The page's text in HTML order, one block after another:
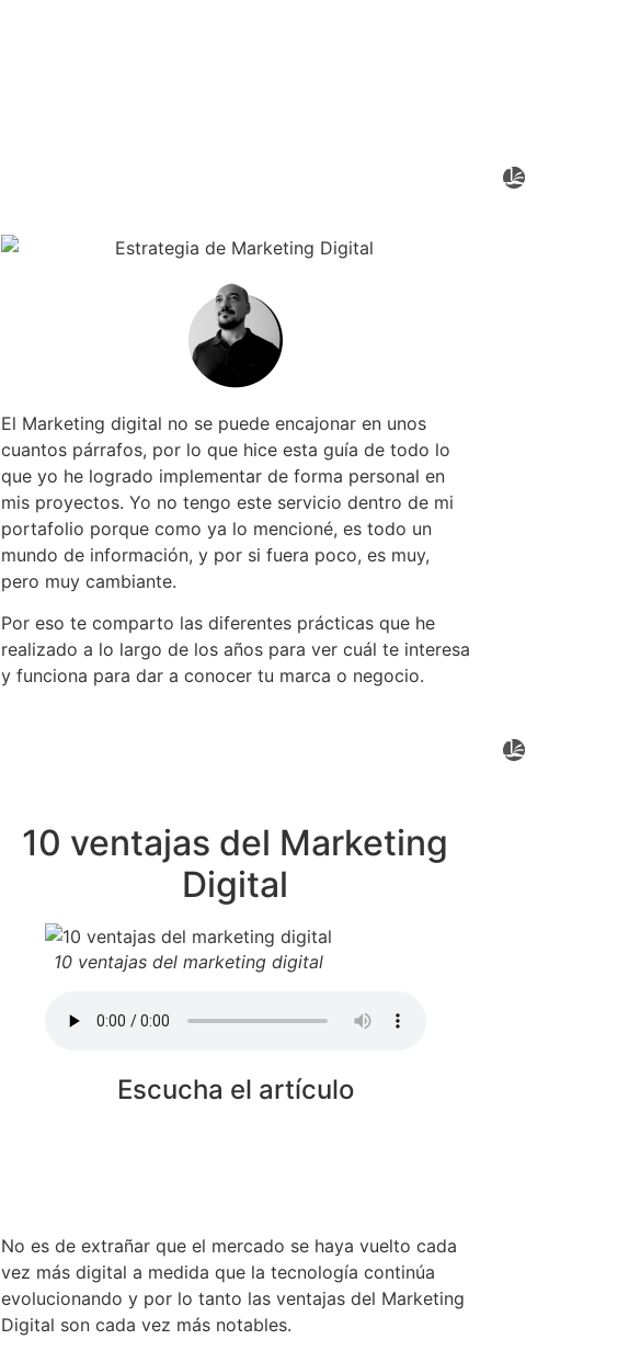
El Marketing digital no se puede encajonar en unos
cuantos párrafos, por lo que hice esta guía de todo lo
que yo he logrado implementar de forma personal en
mis proyectos. Yo no tengo este servicio dentro de mi
portafolio porque como ya lo mencioné, es todo un
mundo de información, y por si fuera poco, es muy,
pero muy cambiante.
Por eso te comparto las diferentes prácticas que he
realizado a lo largo de los años para ver cuál te interesa
y funciona para dar a conocer tu marca o negocio.
10 ventajas del Marketing
Digital
10 ventajas del marketing digital
Escucha el artículo
No es de extrañar que el mercado se haya vuelto cada
vez más digital a medida que la tecnología continúa
evolucionando y por lo tanto las ventajas del Marketing
Digital son cada vez más notables.